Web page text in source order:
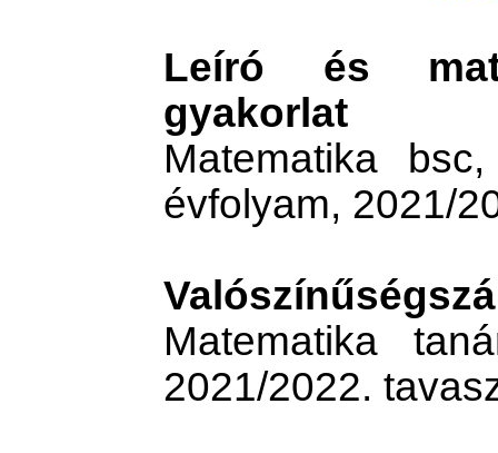
Leíró és
gyakorlat
Matematika
évfolyam, 2021/
Matematika
2021/2022.